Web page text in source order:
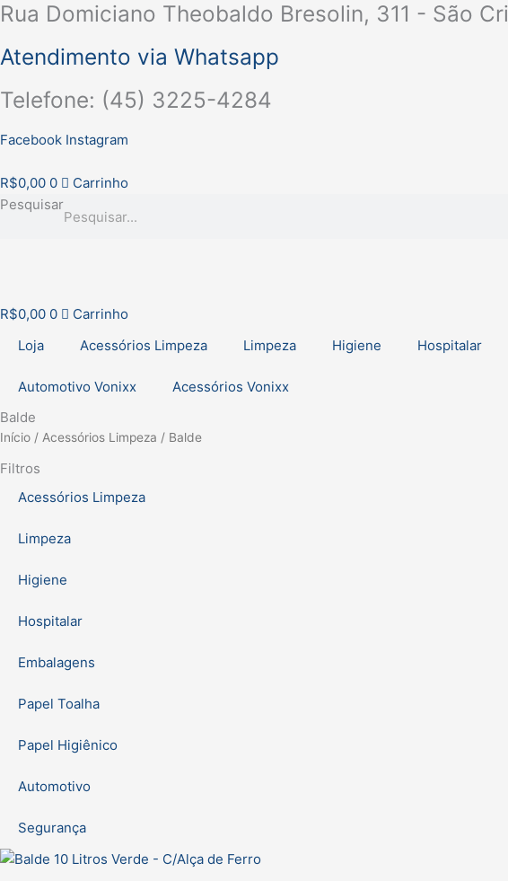
Ir
o
Rua Domiciano Theobaldo Bresolin, 311 - São
Atendimento via Whatsapp
Telefone: (45) 3225-4284
Facebook Instagram
R$0,00 0
Carrinho
Pesquisar
R$0,00 0
Carrinho
Loja
Acessórios Limpeza Limpeza Higiene Hospitalar
Automotivo Vonixx
Acessórios Vonixx
Balde
Início / Acessórios Limpeza / Balde
Filtros
Acessórios Limpeza
Limpeza
Higiene
Hospitalar
Embalagens
Papel Toalha
Papel Higiênico
Automotivo
Segurança